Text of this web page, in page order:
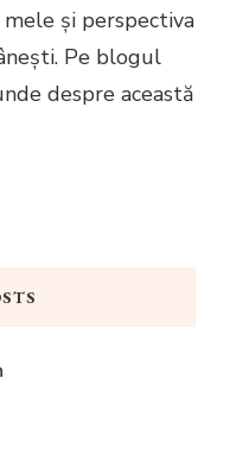
și perspectiva
Pe blogul
despre această